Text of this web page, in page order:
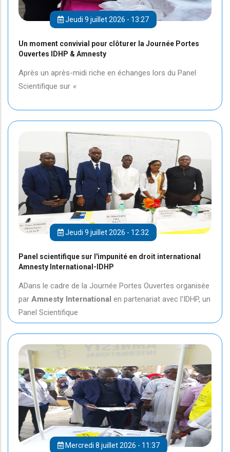
Jeudi 9 juillet 2026 - 13:27
Un moment convivial pour clôturer la Journée Portes
Ouvertes IDHP & Amnesty
Après un après-midi riche en échanges lors du Panel
Scientifique sur «
Jeudi 9 juillet 2026 - 12:32
Panel scientifique sur l'impunité en droit international
Amnesty International-IDHP
ADans le cadre de la Journée Portes Ouvertes organisée
par Amnesty International en partenariat avec l'IDHP, un
Panel Scientifique
Mercredi 8 juillet 2026 - 11:37